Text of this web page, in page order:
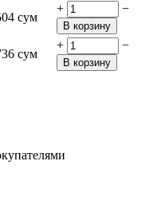
сум
+ −
В корзину
сум
+ −
В корзину